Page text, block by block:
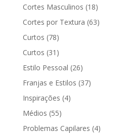
Cortes Masculinos (18)
Cortes por Textura (63)
Curtos (78)
Curtos (31)
Estilo Pessoal (26)
Franjas e Estilos (37)
Inspirações (4)
Médios (55)
Problemas Capilares (4)